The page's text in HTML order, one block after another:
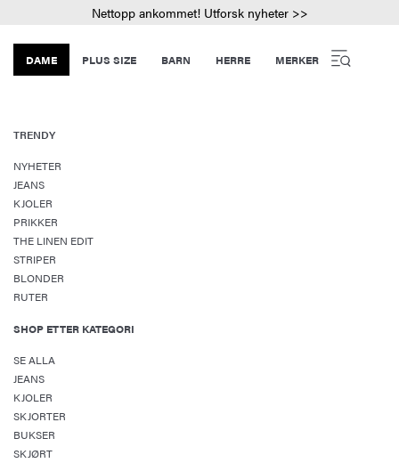
Nettopp ankommet! Utforsk nyheter >>
DAME PLUS SIZE BARN HERRE MERKER
TRENDY
NYHETER
JEANS
KJOLER
PRIKKER
THE LINEN EDIT
STRIPER
BLONDER
RUTER
SHOP ETTER KATEGORI
SE ALLA
JEANS
KJOLER
SKJORTER
BUKSER
SKJØRT